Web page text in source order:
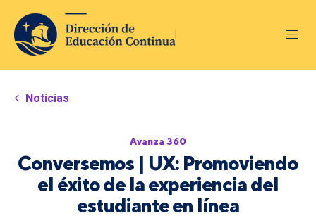
Noticias
Avanza 360
Conversemos | UX: Promoviendo
el éxito de la experiencia del
estudiante en línea